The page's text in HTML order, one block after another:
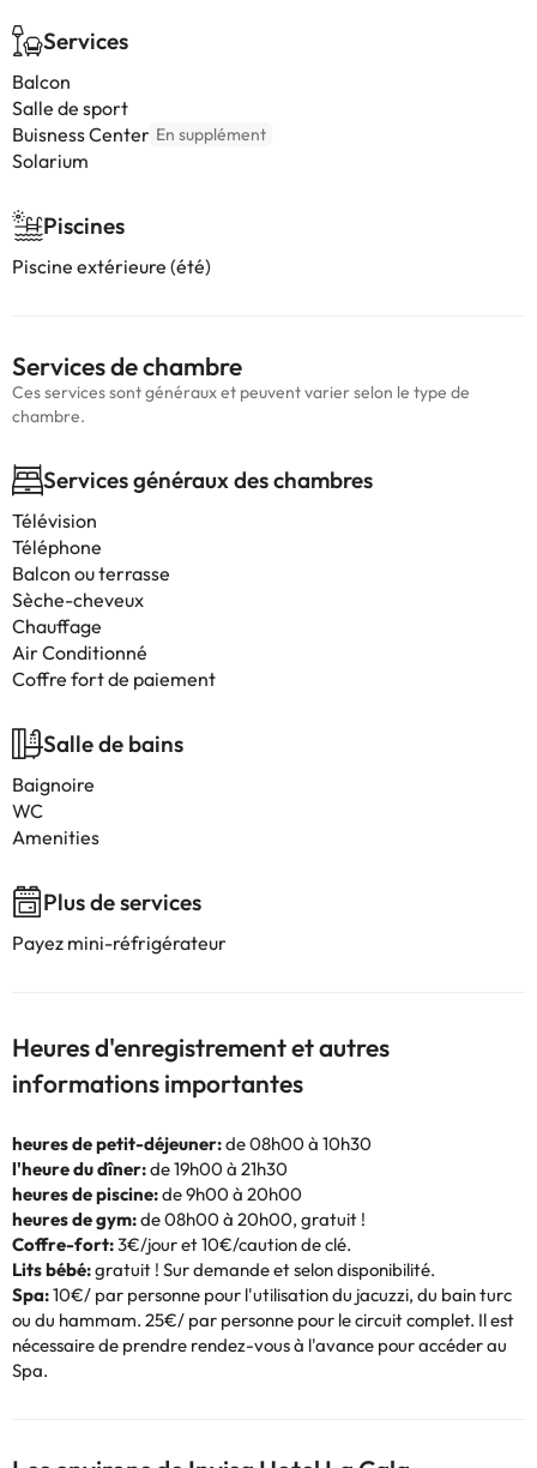
Services
Balcon
Salle de sport
Buisness Center En supplément
Solarium
Piscines
Piscine extérieure (été)
Services de chambre
Ces services sont généraux et peuvent varier selon le type de
chambre.
Services généraux des chambres
Télévision
Téléphone
Balcon ou terrasse
Sèche-cheveux
Chauffage
Air Conditionné
Coffre fort de paiement
Salle de bains
Baignoire
WC
Amenities
Plus de services
Payez mini-réfrigérateur
Heures d'enregistrement et autres
informations importantes
heures de petit-déjeuner:de 08h00 à 10h30
l'heure du dîner:de 19h00 à 21h30
heures de piscine:de 9h00 à 20h00
heures de gym:de 08h00 à 20h00, gratuit !
Coffre-fort:3€/jour et 10€/caution de clé.
Lits bébé:gratuit ! Sur demande et selon disponibilité.
Spa:10€/ par personne pour l'utilisation du jacuzzi, du bain turc
ou du hammam. 25€/ par personne pour le circuit complet. Il est
nécessaire de prendre rendez-vous à l'avance pour accéder au
Spa.